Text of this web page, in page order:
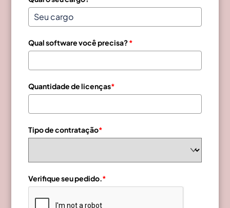
Qual software você precisa?*
Quantidade de licenças*
Tipo de contratação*
Verifique seu pedido.*